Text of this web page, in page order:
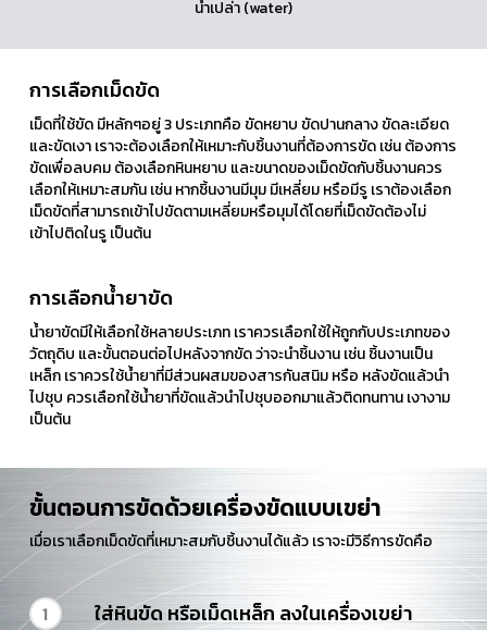
น้ำเปล่า (water)
การเลือกเม็ดขัด
เม็ดที่ใช้ขัด มีหลักๆอยู่ 3 ประเภทคือ ขัดหยาบ ขัดปานกลาง ขัดละเอียด
และขัดเงา เราจะต้องเลือกให้เหมาะกับชิ้นงานที่ต้องการขัด เช่น ต้องการ
ขัดเพื่อลบคม ต้องเลือกหินหยาบ และขนาดของเม็ดขัดกับชิ้นงานควร
เลือกให้เหมาะสมกัน เช่น หากชิ้นงานมีมุม มีเหลี่ยม หรือมีรู เราต้องเลือก
เม็ดขัดที่สามารถเข้าไปขัดตามเหลี่ยมหรือมุมได้โดยที่เม็ดขัดต้องไม่
เข้าไปติดในรู เป็นต้น
การเลือกน้ำยาขัด
น้ำยาขัดมีให้เลือกใช้หลายประเภท เราควรเลือกใช้ให้ถูกกับประเภทของ
วัตถุดิบ และขั้นตอนต่อไปหลังจากขัด ว่าจะนำชิ้นงาน เช่น ชิ้นงานเป็น
เหล็ก เราควรใช้น้ำยาที่มีส่วนผสมของสารกันสนิม หรือ หลังขัดแล้วนำ
ไปชุบ ควรเลือกใช้น้ำยาที่ขัดแล้วนำไปชุบออกมาแล้วติดทนทาน เงางาม
เป็นต้น
ขั้นตอนการขัดด้วยเครื่องขัดแบบเขย่า
เมื่อเราเลือกเม็ดขัดที่เหมาะสมกับชิ้นงานได้แล้ว เราจะมีวิธีการขัดคือ
1 ใส่หินขัด หรือเม็ดเหล็ก ลงในเครื่องเขย่า